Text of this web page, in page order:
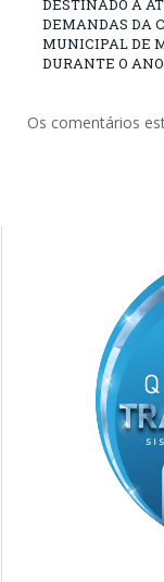
DESTINADO A
DEMANDAS DA
MUNICIPAL DE
DURANTE O
Os comentários